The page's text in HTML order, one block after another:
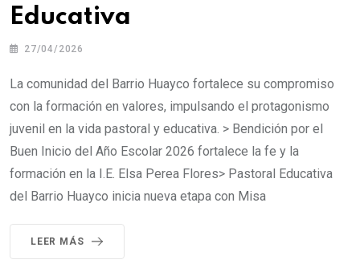
Educativa
27/04/2026
La comunidad del Barrio Huayco fortalece su compromiso
con la formación en valores, impulsando el protagonismo
juvenil en la vida pastoral y educativa. > Bendición por el
Buen Inicio del Año Escolar 2026 fortalece la fe y la
formación en la I.E. Elsa Perea Flores> Pastoral Educativa
del Barrio Huayco inicia nueva etapa con Misa
LEER MÁS